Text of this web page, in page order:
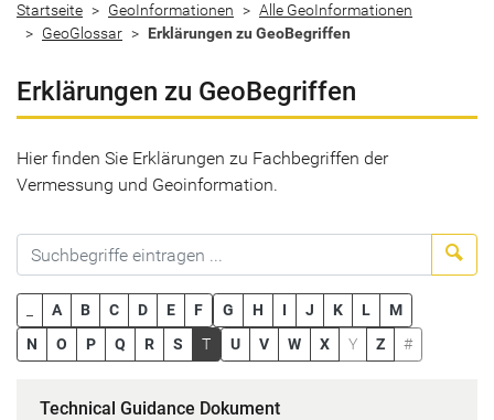
Startseite GeoInformationen
Alle GeoInformationen
GeoGlossar
Erklärungen zu GeoBegriffen
Erklärungen zu GeoBegriffen
Hier finden Sie Erklärungen zu Fachbegriffen der
Vermessung und Geoinformation.
A B C D E F G H I J K L
M
N
O P Q R S T U V W X Y Z #
Technical Guidance Dokument